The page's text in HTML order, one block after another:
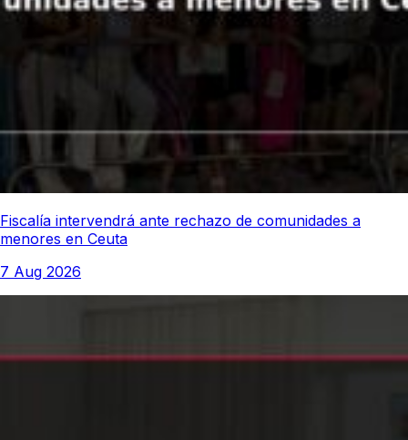
Fiscalía intervendrá ante rechazo de comunidades a
menores en Ceuta
7 Aug 2026